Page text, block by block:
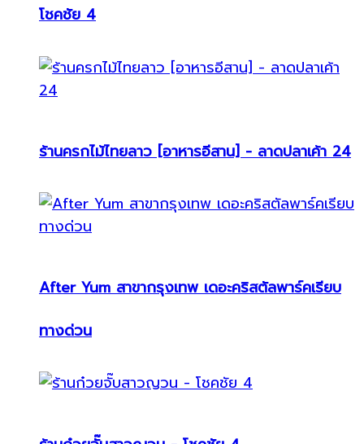
โชคชัย 4
ร้านครกไม้ไทยลาว [อาหารอีสาน] - ลาดปลาเค้า 24
After Yum สาขากรุงเทพ เดอะคริสตัลพาร์คเรียบ
ทางด่วน